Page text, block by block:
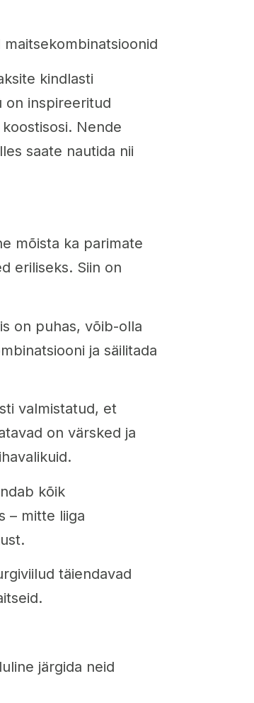
kindlasti
on inspireeritud
Nende
saate nautida nii
mõista ka parimate
eriliseks. Siin on
on puhas, võib-olla
ja säilitada
valmistatud, et
on värsked ja
kõik
– mitte liiga
täiendavad
järgida neid